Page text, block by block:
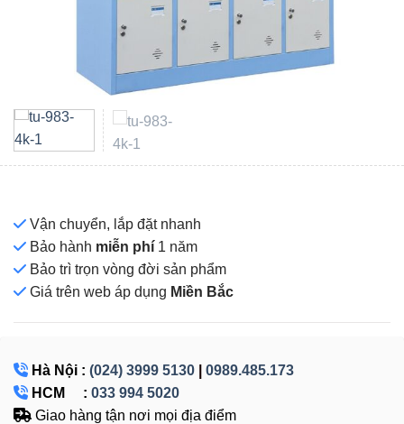
Vận chuyển, lắp đặt nhanh
Bảo hành miễn phí 1 năm
Bảo trì trọn vòng đời sản phẩm
Giá trên web áp dụng Miền Bắc
Hà Nội : (024) 3999 5130
0989.485.173
HCM : 033 994 5020
Giao hàng tận nơi mọi địa điểm